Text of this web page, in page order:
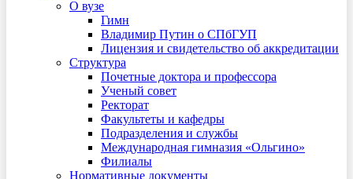
О вузе
Гимн
Владимир Путин о СПбГУП
Лицензия и свидетельство об аккредитации
Структура
Почетные доктора и профессора
Ученый совет
Ректорат
Факультеты и кафедры
Подразделения и службы
Международная гимназия «Ольгино»
Филиалы
Нормативные документы